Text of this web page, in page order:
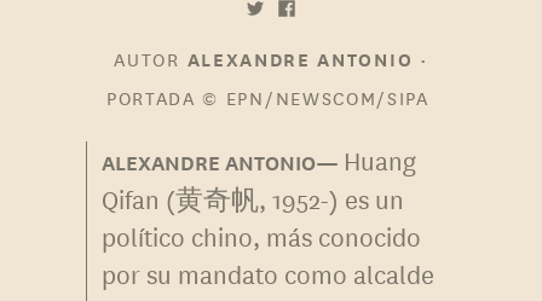
AUTOR ALEXANDRE ANTONIO •
PORTADA © EPN/NEWSCOM/SIPA
Huang
Qifan (黄奇帆, 1952-) es un
político chino, más conocido
por su mandato como alcalde